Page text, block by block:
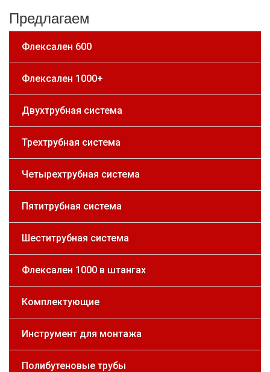
Предлагаем
Флексален 600
Флексален 1000+
Двухтрубная система
Трехтрубная система
Четырехтрубная система
Пятитрубная система
Шеститрубная система
Флексален 1000 в штангах
Комплектующие
Инструмент для монтажа
Полибутеновые трубы